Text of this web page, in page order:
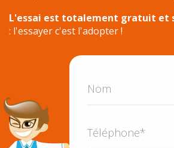
L'essai est totalement gratuit et
: l'essayer c'est l'adopter !